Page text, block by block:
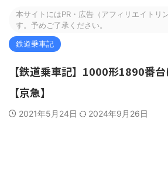
本サイトにはPR・広告（アフィリエイトリ
す。予めご了承ください。
鉄道乗車記
【鉄道乗車記】1000形1890番
【京急】
2021年5月24日 2024年9月26日